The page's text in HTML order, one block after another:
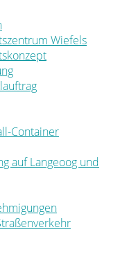
Wiefels
Container
auf Langeoog und